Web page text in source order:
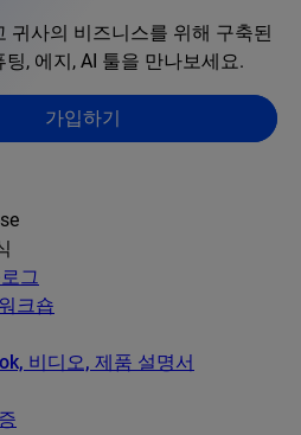
귀사의 비즈니스를 위해 구축된
, 에지, AI 툴을 만나보세요.
가입하기
그
크숍
비디오, 제품 설명서